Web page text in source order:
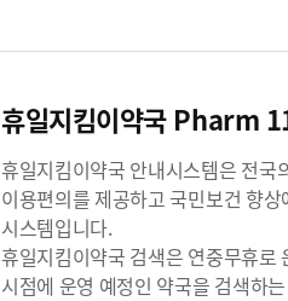
휴일지킴이약국 Pharm
휴일지킴이약국 안내시스템은 전국
이용편의를 제공하고 국민보건 향
시스템입니다.
휴일지킴이약국 검색은 연중무휴로
시점에 운영 예정인 약국을 검색하